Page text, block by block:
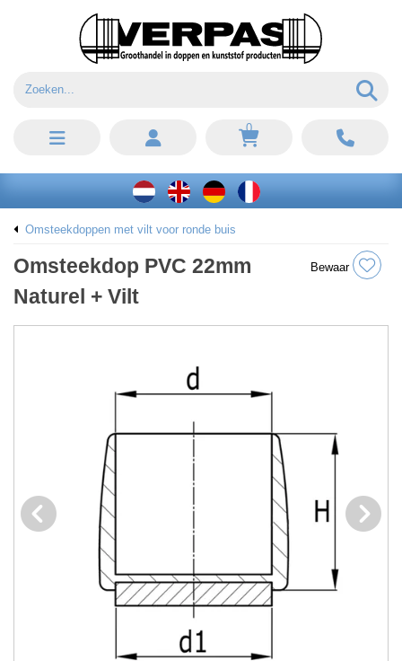
0
Omsteekdoppen met vilt voor ronde buis
Omsteekdop PVC 22mm
Naturel + Vilt
Bewaar